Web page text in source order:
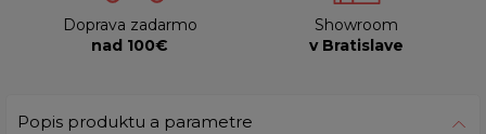
Doprava zadarmo
nad 100€
Showroom
v Bratislave
Popis produktu a parametre